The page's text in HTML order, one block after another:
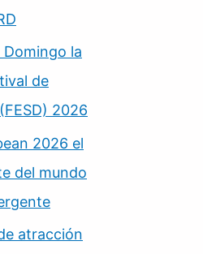
Domingo la
de
2026
2026 el
del mundo
atracción